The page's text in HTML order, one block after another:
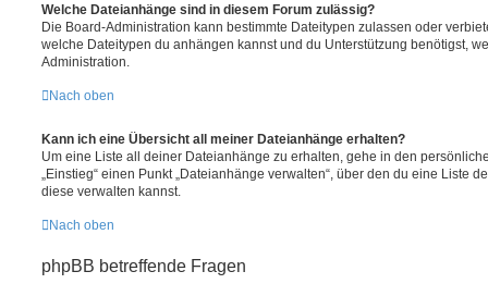
Welche Dateianhänge sind in diesem Forum zulässig?
Die Board-Administration kann bestimmte Dateitypen zulassen oder
welche Dateitypen du anhängen kannst und du Unterstützung benötigst,
Administration.
Nach oben
Kann ich eine Übersicht all meiner Dateianhänge erhalten?
Um eine Liste all deiner Dateianhänge zu erhalten, gehe in den
„Einstieg“ einen Punkt „Dateianhänge verwalten“, über den du eine Liste
diese verwalten kannst.
Nach oben
phpBB betreffende Fragen